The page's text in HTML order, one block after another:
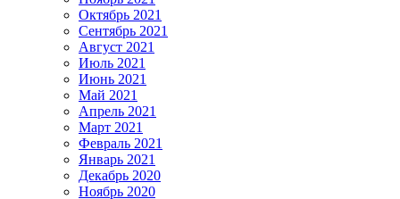
Октябрь 2021
Сентябрь 2021
Август 2021
Июль 2021
Июнь 2021
Май 2021
Апрель 2021
Март 2021
Февраль 2021
Январь 2021
Декабрь 2020
Ноябрь 2020